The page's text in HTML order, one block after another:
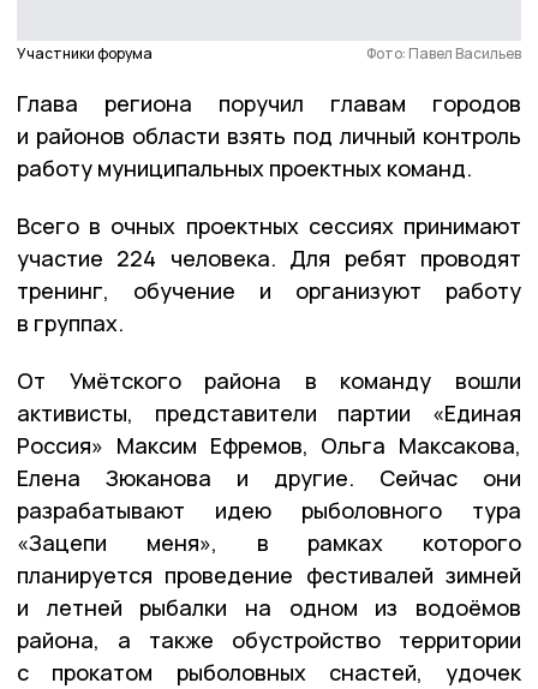
Участники форума Фото: Павел Васильев
Глава региона поручил главам городов
и районов области взять под личный контроль
работу муниципальных проектных команд.
Всего в очных проектных сессиях принимают
участие 224 человека. Для ребят проводят
тренинг, обучение и организуют работу
в группах.
От Умётского района в команду вошли
активисты, представители партии «Единая
Россия» Максим Ефремов, Ольга Максакова,
Елена Зюканова и другие. Сейчас они
разрабатывают идею рыболовного тура
«Зацепи меня», в рамках которого
планируется проведение фестивалей зимней
и летней рыбалки на одном из водоёмов
района, а также обустройство территории
с прокатом рыболовных снастей, удочек